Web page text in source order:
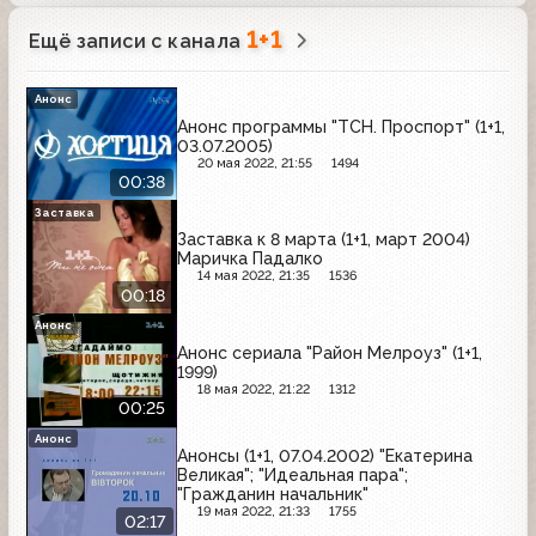
Ещё записи с канала 1+1
00:38
Анонс программы "ТСН. Проспорт" (1+1,
03.07.2005)
20 мая 2022, 21:55 1494
Анонс
00:18
Заставка к 8 марта (1+1, март 2004)
Маричка Падалко
14 мая 2022, 21:35 1536
Заставка
00:25
Анонс сериала "Район Мелроуз" (1+1,
1999)
18 мая 2022, 21:22 1312
Анонс
02:17
Анонсы (1+1, 07.04.2002) "Екатерина
Великая"; "Идеальная пара";
"Гражданин начальник"
19 мая 2022, 21:33 1755
Анонс